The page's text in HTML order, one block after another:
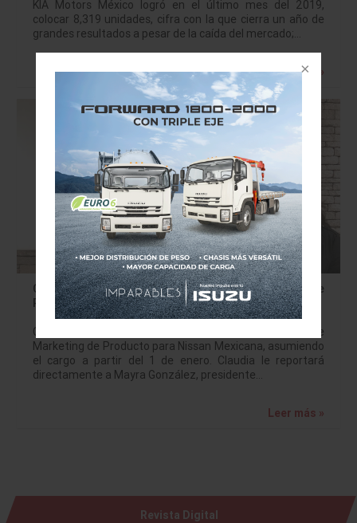
KIA Motors México logró en el último mes del 2019,
colocar 8,319 unidades, cifra con la que cierra un año de
grandes resultados a pesar de la caída del mercado;…
Leer más »
Claudia Rodríguez, nueva directora de Marketing de
Producto de Nissan
Claudia Rodríguez ha sido nombrada directora de
Marketing de Producto para Nissan Mexicana, asumiendo
el cargo a partir del 1 de enero. Claudia le reportará
directamente a Mayra González, presidente…
Leer más »
Revista Digital